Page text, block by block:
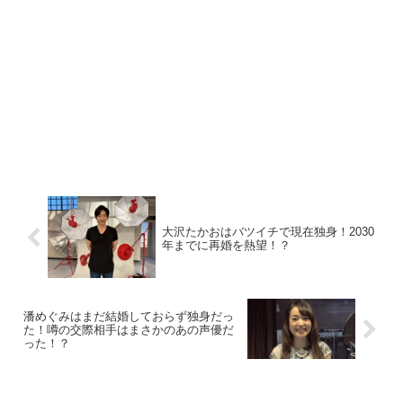
大沢たかおはバツイチで現在独身！2030
年までに再婚を熱望！？
潘めぐみはまだ結婚しておらず独身だっ
た！噂の交際相手はまさかのあの声優だ
った！？